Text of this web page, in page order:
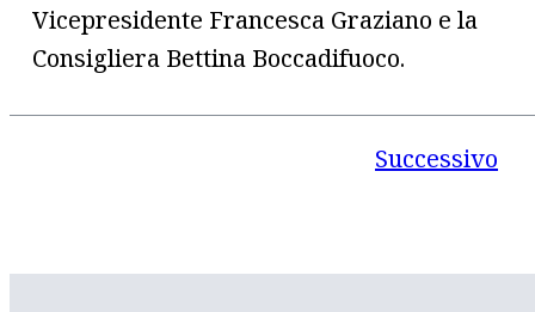
Vicepresidente Francesca Graziano e la
Consigliera Bettina Boccadifuoco.
Successivo